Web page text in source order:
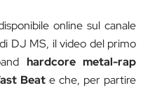
online sul canale
DJ MS, il video del primo
hardcore metal-rap
Beat e che, per partire